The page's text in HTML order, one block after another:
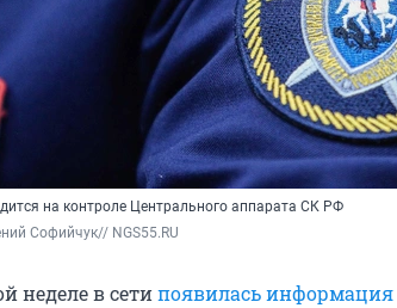
на контроле Центрального аппарата СК РФ
Софийчук// NGS55.RU
неделе в сетипоявилась информация